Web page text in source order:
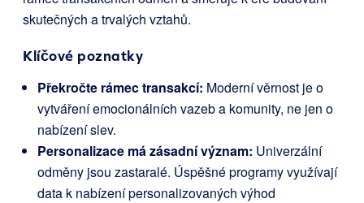
skutečných a trvalých vztahů.
Klíčové poznatky
Překročte rámec transakcí: Moderní věrnost je o
vytváření emocionálních vazeb a komunity, ne jen o
nabízení slev.
Personalizace má zásadní význam: Univerzální
odměny jsou zastaralé. Úspěšné programy využívají
data k nabízení personalizovaných výhod